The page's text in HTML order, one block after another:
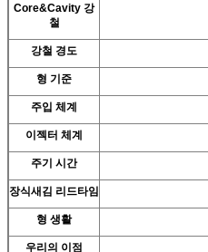
Core&Cavity 강
철
강철 경도
형 기준
주입 체계
이젝터 체계
주기 시간
장식새김 리드타임
형 생활
우리의 이점